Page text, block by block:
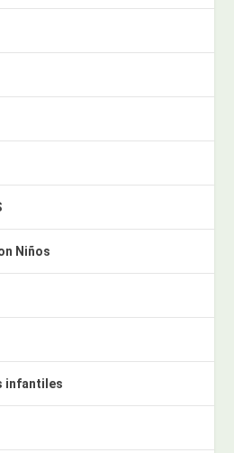
Niños
infantiles